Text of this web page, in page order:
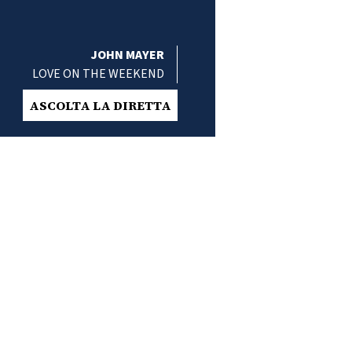
JOHN MAYER
LOVE ON THE WEEKEND
ASCOLTA LA DIRETTA